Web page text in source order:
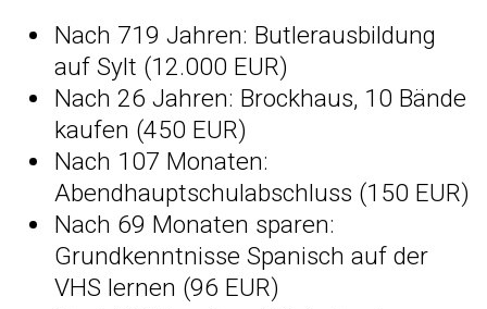
Nach 719 Jahren: Butlerausbildung
auf Sylt (12.000 EUR)
Nach 26 Jahren: Brockhaus, 10 Bände
kaufen (450 EUR)
Nach 107 Monaten:
Abendhauptschulabschluss (150 EUR)
Nach 69 Monaten sparen:
Grundkenntnisse Spanisch auf der
VHS lernen (96 EUR)